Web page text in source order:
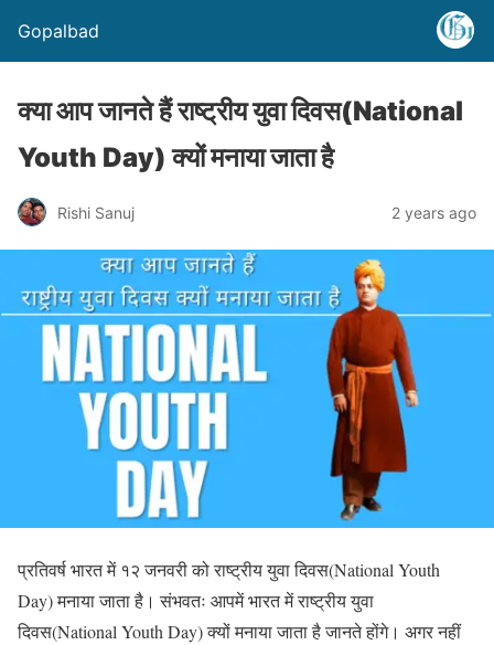
Gopalbad
क्या आप जानते हैं राष्ट्रीय युवा दिवस(National
Youth Day) क्यों मनाया जाता है
Rishi Sanuj 2 years ago
प्रतिवर्ष भारत में १२ जनवरी को राष्ट्रीय युवा दिवस(National Youth
Day) मनाया जाता है। संभवतः आपमें भारत में राष्ट्रीय युवा
दिवस(National Youth Day) क्यों मनाया जाता है जानते होंगे। अगर नहीं